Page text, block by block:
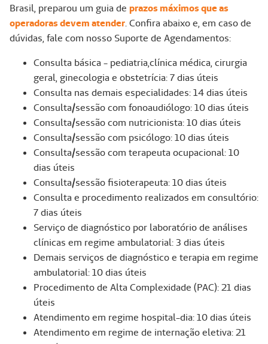
Brasil, preparou um guia de prazos máximos que as
operadoras devem atender. Confira abaixo e, em caso de
dúvidas, fale com nosso Suporte de Agendamentos:
Consulta básica - pediatria,clínica médica, cirurgia
geral, ginecologia e obstetrícia: 7 dias úteis
Consulta nas demais especialidades: 14 dias úteis
Consulta/sessão com fonoaudiólogo: 10 dias úteis
Consulta/sessão com nutricionista: 10 dias úteis
Consulta/sessão com psicólogo: 10 dias úteis
Consulta/sessão com terapeuta ocupacional: 10
dias úteis
Consulta/sessão fisioterapeuta: 10 dias úteis
Consulta e procedimento realizados em consultório:
7 dias úteis
Serviço de diagnóstico por laboratório de análises
clínicas em regime ambulatorial: 3 dias úteis
Demais serviços de diagnóstico e terapia em regime
ambulatorial: 10 dias úteis
Procedimento de Alta Complexidade (PAC): 21 dias
úteis
Atendimento em regime hospital-dia: 10 dias úteis
Atendimento em regime de internação eletiva: 21